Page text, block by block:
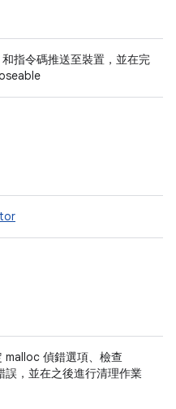
指令碼推送至裝置，並在完
malloc 偵錯選項、檢查
誤，並在之後進行清理作業